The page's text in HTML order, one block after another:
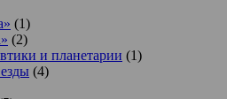
(1)
(2)
и планетарии (1)
(4)